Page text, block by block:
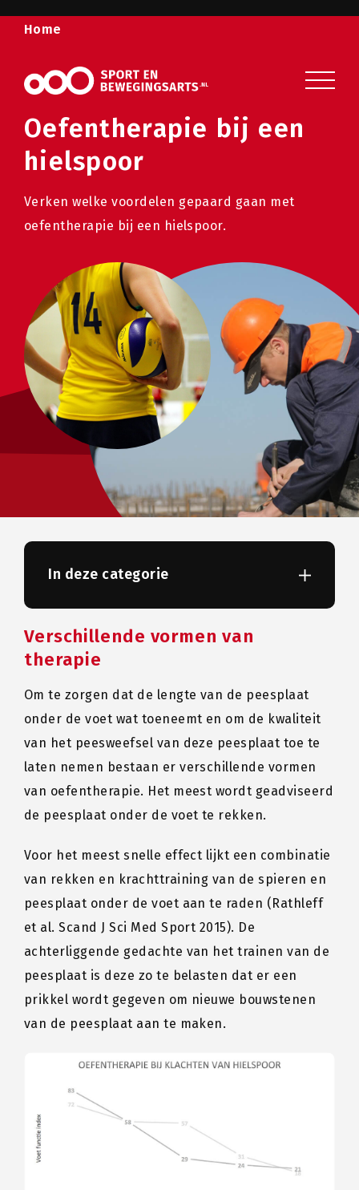
Home
Sport en beweging
Sport- en bewegingsklachten
Publicaties
Wist u dat?
Contact
Oefentherapie bij een
hielspoor
Verken welke voordelen gepaard gaan met
oefentherapie bij een hielspoor.
In deze categorie
Verschillende vormen van
therapie
Om te zorgen dat de lengte van de peesplaat
onder de voet wat toeneemt en om de kwaliteit
van het peesweefsel van deze peesplaat toe te
laten nemen bestaan er verschillende vormen
van oefentherapie. Het meest wordt geadviseerd
de peesplaat onder de voet te rekken.
Voor het meest snelle effect lijkt een combinatie
van rekken en krachttraining van de spieren en
peesplaat onder de voet aan te raden (Rathleff
et al. Scand J Sci Med Sport 2015). De
achterliggende gedachte van het trainen van de
peesplaat is deze zo te belasten dat er een
prikkel wordt gegeven om nieuwe bouwstenen
van de peesplaat aan te maken.